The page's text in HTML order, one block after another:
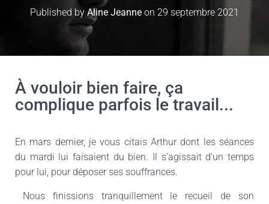
Published by Aline Jeanne on 29 septembre 2021
À vouloir bien faire, ça
complique parfois le travail...
En mars dernier, je vous citais Arthur dont les séances
du mardi lui faisaient du bien. Il s’agissait d’un temps
pour lui, pour déposer ses souffrances.
Nous finissions tranquillement le recueil de son